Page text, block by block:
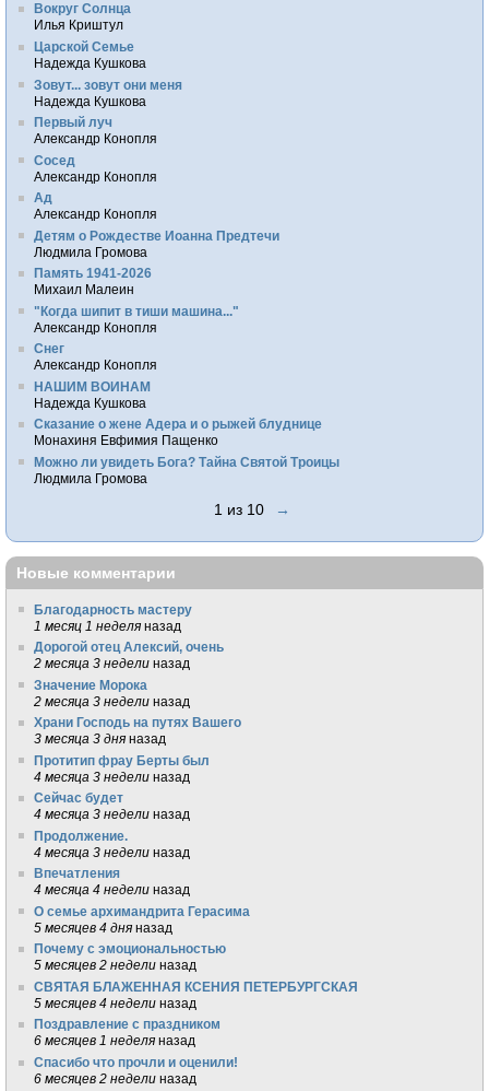
Вокруг Солнца
Илья Криштул
Царской Семье
Надежда Кушкова
Зовут... зовут они меня
Надежда Кушкова
Первый луч
Александр Конопля
Сосед
Александр Конопля
Ад
Александр Конопля
Детям о Рождестве Иоанна Предтечи
Людмила Громова
Память 1941-2026
Михаил Малеин
"Когда шипит в тиши машина..."
Александр Конопля
Снег
Александр Конопля
НАШИМ ВОИНАМ
Надежда Кушкова
Сказание о жене Адера и о рыжей блуднице
Монахиня Евфимия Пащенко
Можно ли увидеть Бога? Тайна Святой Троицы
Людмила Громова
1 из 10 →
Новые комментарии
Благодарность мастеру
1 месяц 1 неделя назад
Дорогой отец Алексий, очень
2 месяца 3 недели назад
Значение Морока
2 месяца 3 недели назад
Храни Господь на путях Вашего
3 месяца 3 дня назад
Протитип фрау Берты был
4 месяца 3 недели назад
Сейчас будет
4 месяца 3 недели назад
Продолжение.
4 месяца 3 недели назад
Впечатления
4 месяца 4 недели назад
О семье архимандрита Герасима
5 месяцев 4 дня назад
Почему с эмоциональностью
5 месяцев 2 недели назад
СВЯТАЯ БЛАЖЕННАЯ КСЕНИЯ ПЕТЕРБУРГСКАЯ
5 месяцев 4 недели назад
Поздравление с праздником
6 месяцев 1 неделя назад
Спасибо что прочли и оценили!
6 месяцев 2 недели назад